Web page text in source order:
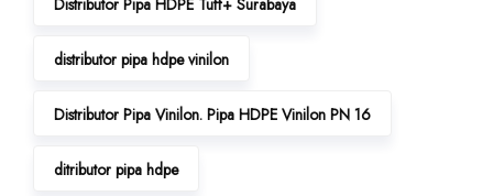
Distributor Pipa HDPE Tuff+ Surabaya
distributor pipa hdpe vinilon
Distributor Pipa Vinilon. Pipa HDPE Vinilon PN 16
ditributor pipa hdpe